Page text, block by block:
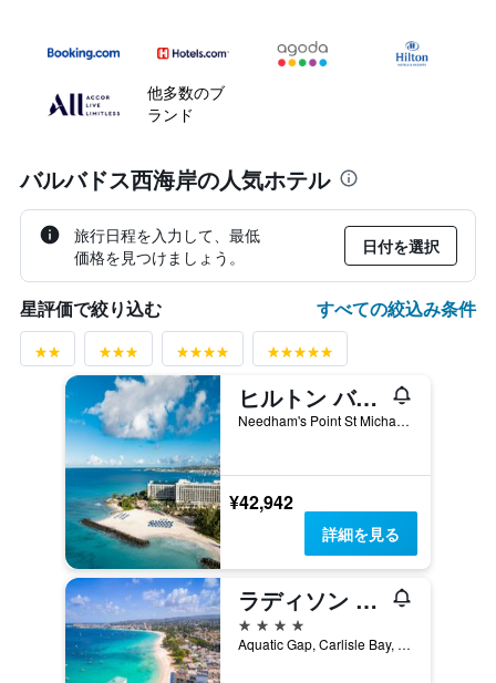
他多数のブ
ランド
バルバドス西海岸の人気ホテル
旅行日程を入力して、最低
価格を見つけましょう。
日付を選択
星評価で絞り込む すべての絞込み条件
ヒルトン バルバドス リゾート
Needham's Point St Michael, ブリッジタウン, バルバドス
¥42,942
詳細を見る
ラディソン アクアティカ リゾート バルバドス
4つ星
Aquatic Gap, Carlisle Bay, ブリッジタウン, バルバドス